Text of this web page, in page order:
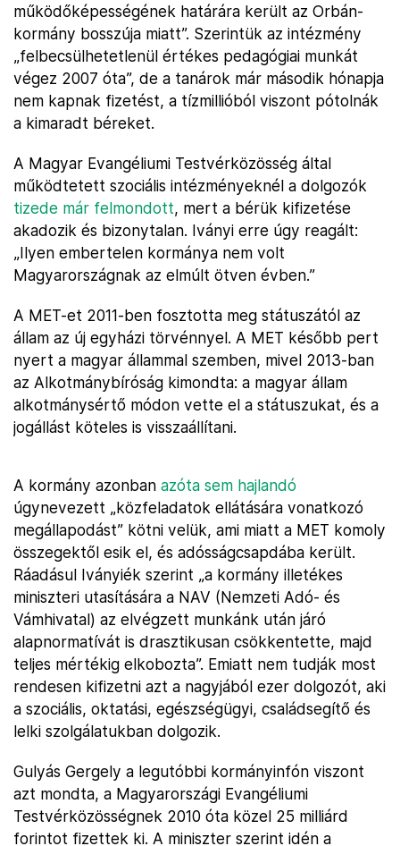
működőképességének határára került az Orbán-
kormány bosszúja miatt”. Szerintük az intézmény
„felbecsülhetetlenül értékes pedagógiai munkát
végez 2007 óta”, de a tanárok már második hónapja
nem kapnak fizetést, a tízmillióból viszont pótolnák
a kimaradt béreket.
A Magyar Evangéliumi Testvérközösség által
működtetett szociális intézményeknél a dolgozók
tizede már felmondott, mert a bérük kifizetése
akadozik és bizonytalan. Iványi erre úgy reagált:
„Ilyen embertelen kormánya nem volt
Magyarországnak az elmúlt ötven évben.”
A MET-et 2011-ben fosztotta meg státuszától az
állam az új egyházi törvénnyel. A MET később pert
nyert a magyar állammal szemben, mivel 2013-ban
az Alkotmánybíróság kimondta: a magyar állam
alkotmánysértő módon vette el a státuszukat, és a
jogállást köteles is visszaállítani.
A kormány azonban azóta sem hajlandó
úgynevezett „közfeladatok ellátására vonatkozó
megállapodást” kötni velük, ami miatt a MET komoly
összegektől esik el, és adósságcsapdába került.
Ráadásul Iványiék szerint „a kormány illetékes
miniszteri utasítására a NAV (Nemzeti Adó- és
Vámhivatal) az elvégzett munkánk után járó
alapnormatívát is drasztikusan csökkentette, majd
teljes mértékig elkobozta”. Emiatt nem tudják most
rendesen kifizetni azt a nagyjából ezer dolgozót, aki
a szociális, oktatási, egészségügyi, családsegítő és
lelki szolgálatukban dolgozik.
Gulyás Gergely a legutóbbi kormányinfón viszont
azt mondta, a Magyarországi Evangéliumi
Testvérközösségnek 2010 óta közel 25 milliárd
forintot fizettek ki. A miniszter szerint idén a